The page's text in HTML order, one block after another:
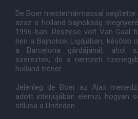
De Boer mesterhármassal segítette
azaz a holland bajnokság
1996-ban. Részese volt Van Gaal
ben a Bajnokok Ligájában, késõbb
a Barcelona gárdájánál, ahol
szereztek, de a nemzeti
holland tréner.
Jelenleg de Boer az Ajax
adott interjújában elemzi, hogyan
stílusa a Uniteden.